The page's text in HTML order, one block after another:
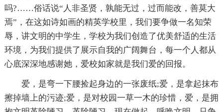
吗?……俗话说“人非圣贤，孰能无过，过而能改，善莫大
焉”，在这如诗如画的精英学校里，我们要争做一名知荣
辱，讲文明的中学生，学校为我们创造了优美舒适的生活
环境，为我们提供了展示自我的广阔舞台，每一个人都从
心底深深地感谢她，爱校如家就是我们爱的回报。
爱，是弯一下腰捡起身边的一张废纸;爱，是拿起抹布
擦掉墙上的污迹;爱，是对校园一草一木的珍惜，爱，是拥